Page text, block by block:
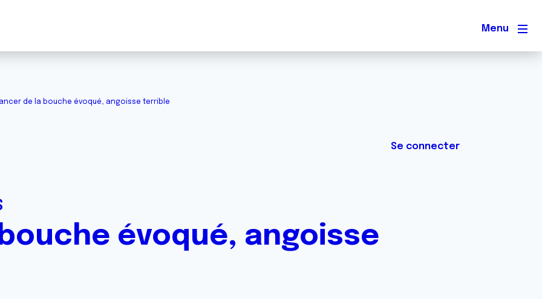
Menu
de la bouche évoqué, angoisse terrible
Se connecter
évoqué, angoisse